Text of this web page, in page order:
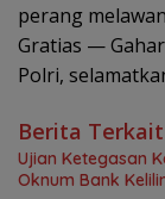
perang
Gratias —
Polri,
Berita Terkait
Ujian Ketegasan
Oknum Bank